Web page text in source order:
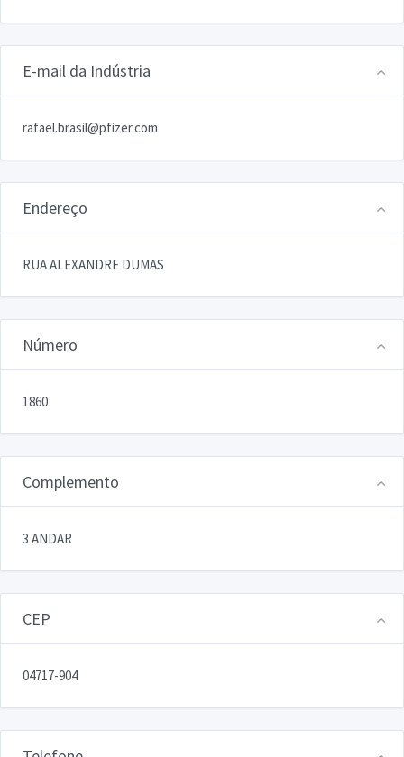
E-mail da Indústria
rafael.brasil@pfizer.com
Endereço
RUA ALEXANDRE DUMAS
Número
1860
Complemento
3 ANDAR
CEP
04717-904